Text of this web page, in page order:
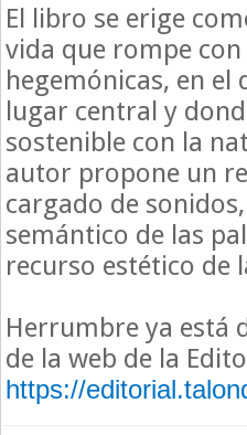
El libro se erige
vida que rompe con
hegemónicas, en
lugar central y
sostenible con la
autor propone un
cargado de
semántico de las
recurso estético de
Herrumbre ya está
de la web de la
https://